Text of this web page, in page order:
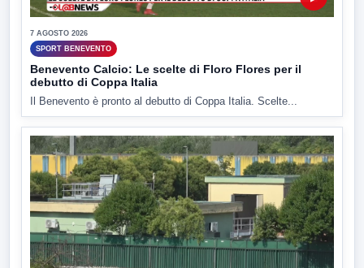
7 AGOSTO 2026
SPORT BENEVENTO
Benevento Calcio: Le scelte di Floro Flores per il
debutto di Coppa Italia
Il Benevento è pronto al debutto di Coppa Italia. Scelte...